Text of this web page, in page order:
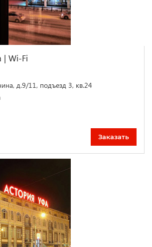
| Wi-Fi
д.9/11, подъезд 3, кв.24
Заказать